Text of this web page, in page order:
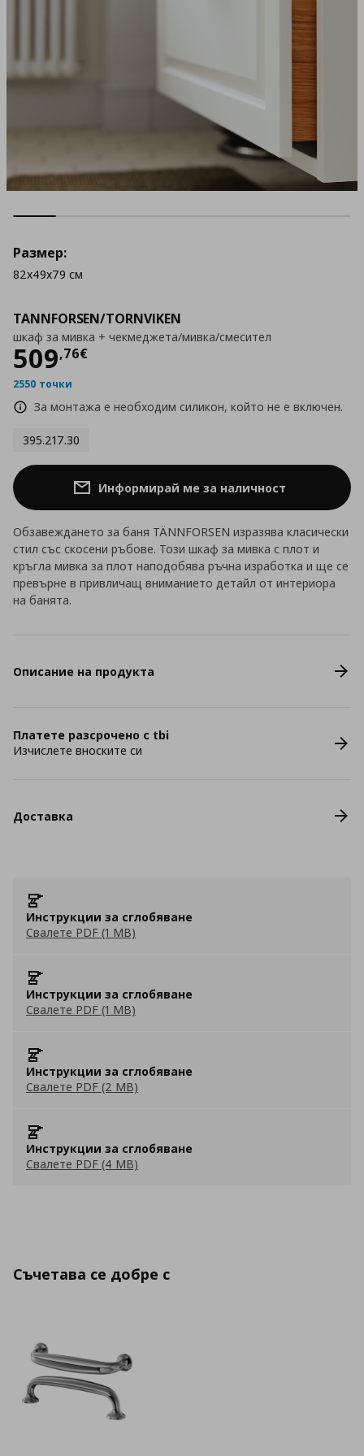
TANNFORSEN/TORNVIKEN
шкаф за мивка + чекмеджета/мивка/смесител
509,76€
Цена509,76 €
2550 точки
За монтажа е необходим силикон, който не е включен.
395.217.30
Размер:
82x49x79 см
Информирай ме за наличност
Обзавеждането за баня TÄNNFORSEN изразява класически
стил със скосени ръбове. Този шкаф за мивка с плот и
кръгла мивка за плот наподобява ръчна изработка и ще се
превърне в привличащ вниманието детайл от интериора
на банята.
Описание на продукта
Платете разсрочено с tbi
Изчислете вноските си
Доставка
Инструкции за сглобяване
Свалете PDF (1 MB)
Инструкции за сглобяване
Свалете PDF (1 MB)
Инструкции за сглобяване
Свалете PDF (2 MB)
Инструкции за сглобяване
Свалете PDF (4 MB)
Съчетава се добре с